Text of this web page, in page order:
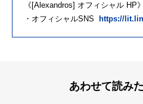
《[Alexandros] オフィシャル HP》
・オフィシャルSNS
https://
あわせて読み